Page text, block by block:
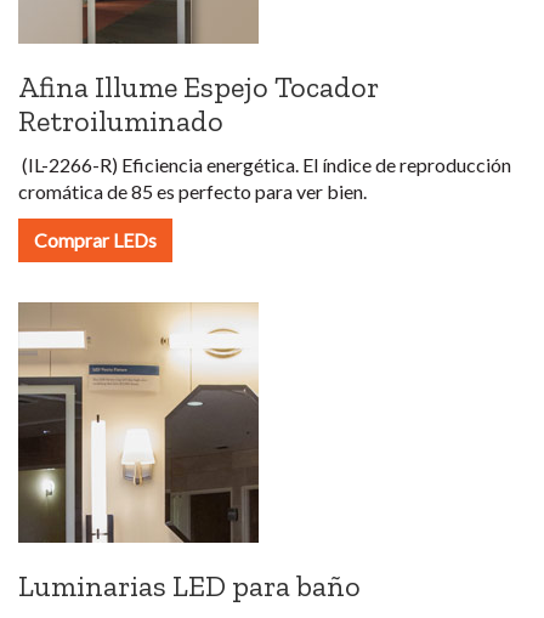
Afina Illume Espejo Tocador
Retroiluminado
(IL-2266-R) Eficiencia energética. El índice de reproducción
cromática de 85 es perfecto para ver bien.
Comprar LEDs
Luminarias LED para baño